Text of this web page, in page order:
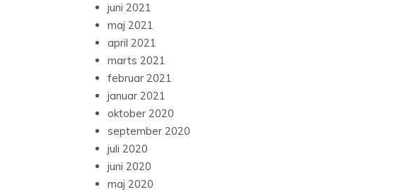
juni 2021
maj 2021
april 2021
marts 2021
februar 2021
januar 2021
oktober 2020
september 2020
juli 2020
juni 2020
maj 2020